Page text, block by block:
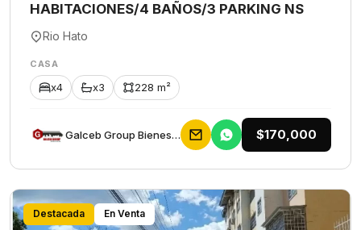
HABITACIONES/4 BAÑOS/3 PARKING NS
Rio Hato
CASA
x4 x3 228 m²
Galceb Group Bienes Raices $170,000
Destacada En Venta